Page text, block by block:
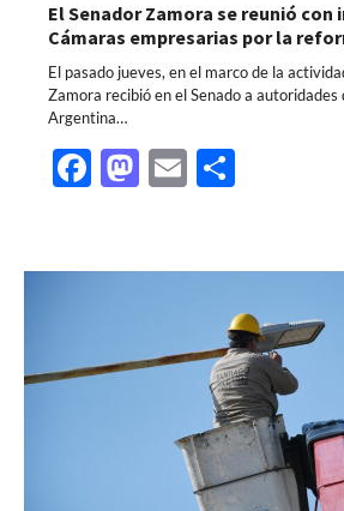
El Senador Zamora se reunió
Cámaras empresarias por la
El pasado jueves, en el marco de la
Zamora recibió en el Senado a autoridades
Argentina…
Facebook
Mastodon
Email